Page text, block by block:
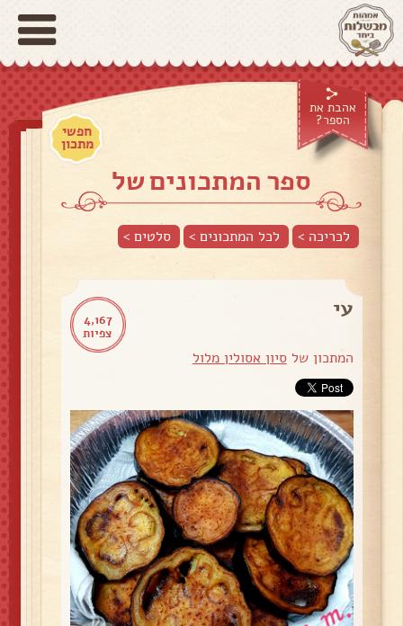
אהבת את
הספר?
חפשי
מתכון
ספר המתכונים של
לכריכה > לכל המתכונים > סלטים>
4,167
צפיות
עי
המתכון שלסיון אסולין מלול